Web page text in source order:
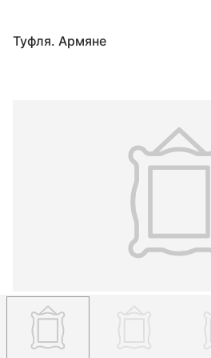
Туфля. Армяне